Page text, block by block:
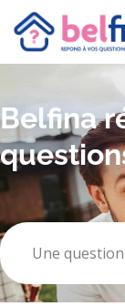
Belfina